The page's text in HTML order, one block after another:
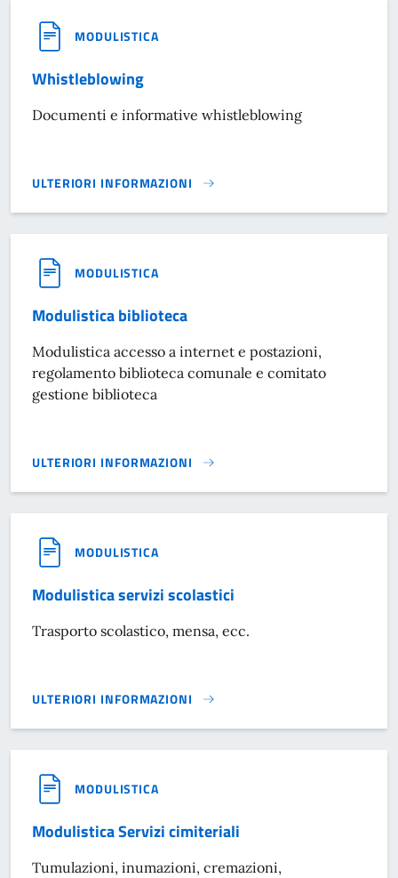
MODULISTICA
Whistleblowing
Documenti e informative whistleblowing
ULTERIORI INFORMAZIONI
WHISTLEBLOWING}
MODULISTICA
Modulistica biblioteca
Modulistica accesso a internet e postazioni,
regolamento biblioteca comunale e comitato
gestione biblioteca
ULTERIORI INFORMAZIONI
MODULISTICA BIBLIOTECA}
MODULISTICA
Modulistica servizi scolastici
Trasporto scolastico, mensa, ecc.
ULTERIORI INFORMAZIONI
MODULISTICA SERVIZI SCOLASTICI}
MODULISTICA
Modulistica Servizi cimiteriali
Tumulazioni, inumazioni, cremazioni,